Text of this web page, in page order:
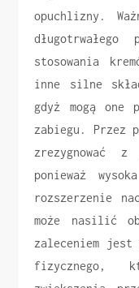
opuchlizny.
stosowania
inne silne
gdyż mogą one
zabiegu. Przez
zrezygnować
ponieważ
rozszerzenie
może nasilić
zaleceniem jest
fizycznego,